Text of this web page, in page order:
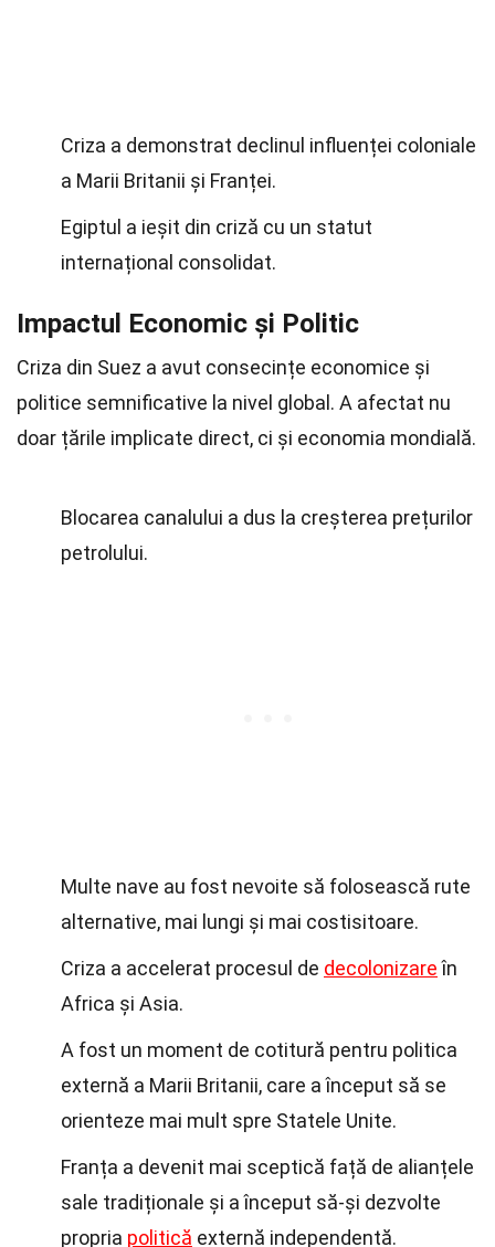
Criza a demonstrat declinul influenței coloniale
a Marii Britanii și Franței.
Egiptul a ieșit din criză cu un statut
internațional consolidat.
Impactul Economic și Politic
Criza din Suez a avut consecințe economice și
politice semnificative la nivel global. A afectat nu
doar țările implicate direct, ci și economia mondială.
Blocarea canalului a dus la creșterea prețurilor
petrolului.
Multe nave au fost nevoite să folosească rute
alternative, mai lungi și mai costisitoare.
Criza a accelerat procesul de decolonizareîn
Africa și Asia.
A fost un moment de cotitură pentru politica
externă a Marii Britanii, care a început să se
orienteze mai mult spre Statele Unite.
Franța a devenit mai sceptică față de alianțele
sale tradiționale și a început să-și dezvolte
propria politică externă independentă.